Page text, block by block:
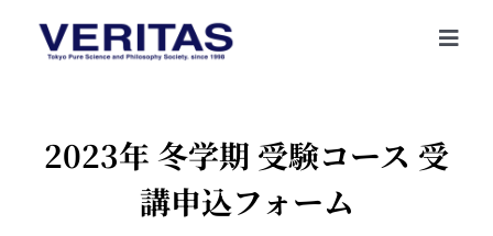
2023年 冬学期 受験コース 受
講申込フォーム